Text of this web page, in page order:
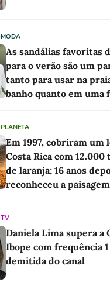
MODA
As sandálias favoritas
para o verão são um
tanto para usar na
banho quanto em uma
PLANETA
Em 1997, cobriram um
Costa Rica com 12.000
de laranja; 16 anos
reconheceu a paisagem
TV
Daniela Lima supera a
Ibope com frequência
demitida do canal